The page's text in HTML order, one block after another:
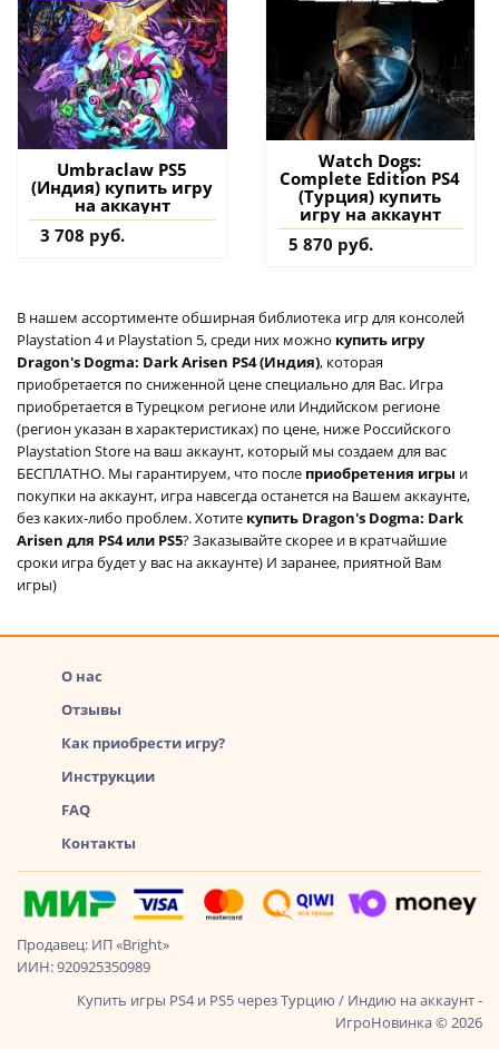
Umbraclaw PS5
(Индия) купить игру
на аккаунт
3 708 руб.
Watch Dogs:
Complete Edition PS4
(Турция) купить
игру на аккаунт
5 870 руб.
В нашем ассортименте обширная библиотека игр для консолей
Playstation 4 и Playstation 5, среди них можно купить игру
Dragon's Dogma: Dark Arisen PS4 (Индия), которая
приобретается по сниженной цене специально для Вас. Игра
приобретается в Турецком регионе или Индийском регионе
(регион указан в характеристиках) по цене, ниже Российского
Playstation Store на ваш аккаунт, который мы создаем для вас
БЕСПЛАТНО. Мы гарантируем, что после приобретения игры и
покупки на аккаунт, игра навсегда останется на Вашем аккаунте,
без каких-либо проблем. Хотите купить Dragon's Dogma: Dark
Arisen для PS4 или PS5? Заказывайте скорее и в кратчайшие
сроки игра будет у вас на аккаунте) И заранее, приятной Вам
игры)
О нас
Отзывы
Как приобрести игру?
Инструкции
FAQ
Контакты
Продавец: ИП «Bright»
ИИН: 920925350989
Купить игры PS4 и PS5 через Турцию / Индию на аккаунт -
ИгроНовинка © 2026